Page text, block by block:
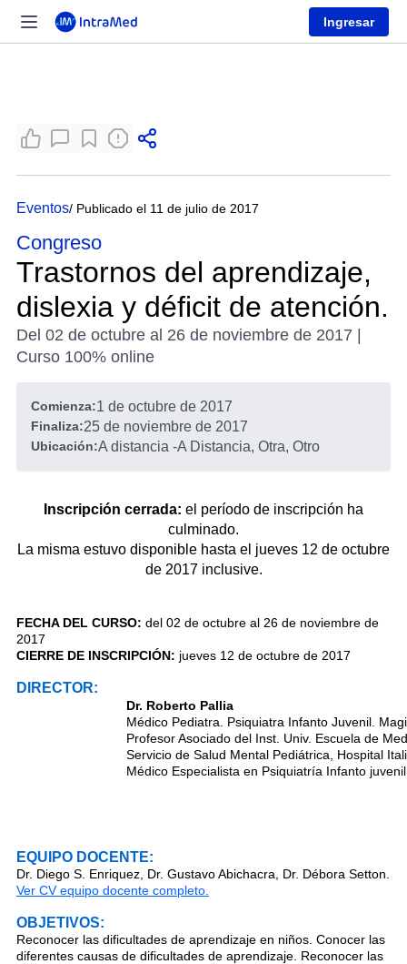
Ingresar
Eventos/ Publicado el 11 de julio de 2017
Congreso
Trastornos del aprendizaje,
dislexia y déficit de atención.
Del 02 de octubre al 26 de noviembre de 2017 |
Curso 100% online
Comienza:1 de octubre de 2017
Finaliza:25 de noviembre de 2017
Ubicación:A distancia -A Distancia, Otra, Otro
Inscripción cerrada: el período de inscripción ha
culminado.
La misma estuvo disponible hasta el jueves 12 de octubre
de 2017 inclusive.
FECHA DEL CURSO: del 02 de octubre al 26 de noviembre de
2017
CIERRE DE INSCRIPCIÓN: jueves 12 de octubre de 2017
DIRECTOR:
Dr. Roberto Pallia
Médico Pediatra. Psiquiatra Infanto Juvenil.
Profesor Asociado del Inst. Univ. Escuela de
Servicio de Salud Mental Pediátrica, Hospital
Médico Especialista en Psiquiatría Infanto
EQUIPO DOCENTE:
Dr. Diego S. Enriquez, Dr. Gustavo Abichacra, Dr. Débora Setton.
Ver CV equipo docente completo.
OBJETIVOS:
Reconocer las dificultades de aprendizaje en niños. Conocer las
diferentes causas de dificultades de aprendizaje. Reconocer las